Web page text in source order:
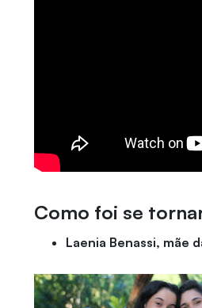
Como foi se
Laenia Benassi, mãe